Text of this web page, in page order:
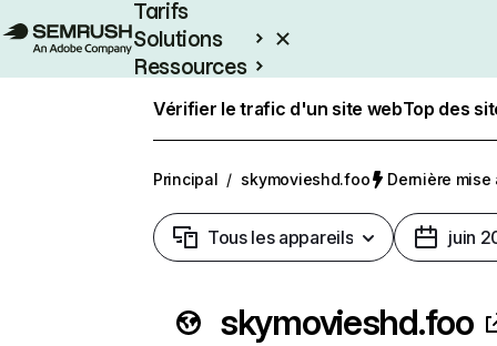
Tarifs
Solutions
Ressources
Vérifier le trafic d'un site webTop des
Principal / skymovieshd.foo Dernière mise
Tous les appareils juin
skymovieshd.foo